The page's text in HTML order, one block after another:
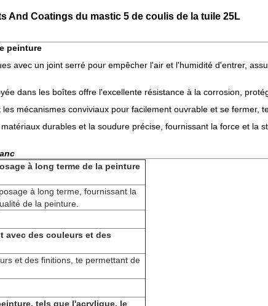
And Coatings du mastic 5 de coulis de la tuile 25L
peinture
avec un joint serré pour empêcher l'air et l'humidité d'entrer,
dans les boîtes offre l'excellente résistance à la corrosion,
mécanismes conviviaux pour facilement ouvrable et se fermer,
durables et la soudure précise, fournissant la force et la
à long terme de la peinture
à long terme, fournissant la
de la peinture.
avec des couleurs et des
et des finitions, te permettant de
tels que l'acrylique, le